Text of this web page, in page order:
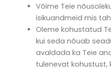
Võime Teie
isikuandmeid mis
Oleme kohustatud
kui seda nõuab
avaldada ka Teie
tulenevat kohustust,